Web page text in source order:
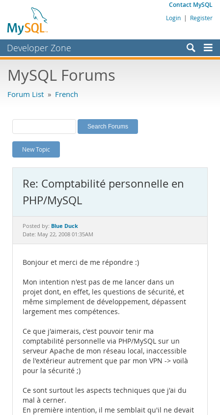
Contact MySQL
Login | Register
Developer Zone
Bugs
Labs
Planet MySQL
News and Events
MySQL.com
Downloads
Documentation
MySQL Forums
Forum List » French
New Topic
Re: Comptabilité personnelle en
PHP/MySQL
Posted by: Blue Duck
Date: May 22, 2008 01:35AM
Bonjour et merci de me répondre :)
Mon intention n'est pas de me lancer dans un
projet dont, en effet, les questions de sécurité, et
même simplement de développement, dépassent
largement mes compétences.
Ce que j'aimerais, c'est pouvoir tenir ma
comptabilité personnelle via PHP/MySQL sur un
serveur Apache de mon réseau local, inaccessible
de l'extérieur autrement que par mon VPN -> voilà
pour la sécurité ;)
Ce sont surtout les aspects techniques que j'ai du
mal à cerner.
En première intention, il me semblait qu'il ne devait